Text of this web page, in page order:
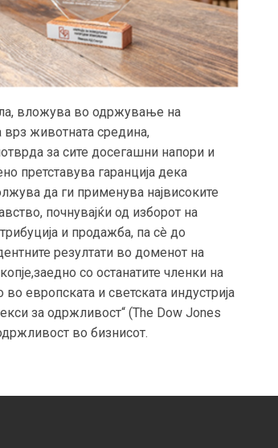
вложува во одржување на
врз животната средина,
за сите досегашни напори и
претставува гаранција дека
да ги применува највисоките
почнувајќи од изборот на
и продажба, па сè до
резултати во доменот на
со останатите членки на
европската и светската индустрија
за одржливост“ (The Dow Jones
во бизнисот.